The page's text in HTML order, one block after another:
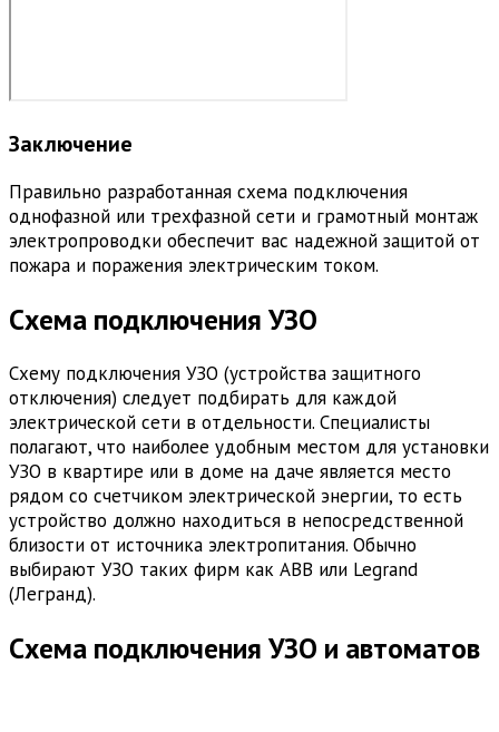
Заключение
Правильно разработанная схема подключения
однофазной или трехфазной сети и грамотный монтаж
электропроводки обеспечит вас надежной защитой от
пожара и поражения электрическим током.
Схема подключения УЗО
Схему подключения УЗО (устройства защитного
отключения) следует подбирать для каждой
электрической сети в отдельности. Специалисты
полагают, что наиболее удобным местом для установки
УЗО в квартире или в доме на даче является место
рядом со счетчиком электрической энергии, то есть
устройство должно находиться в непосредственной
близости от источника электропитания. Обычно
выбирают УЗО таких фирм как ABB или Legrand
(Легранд).
Схема подключения УЗО и автоматов